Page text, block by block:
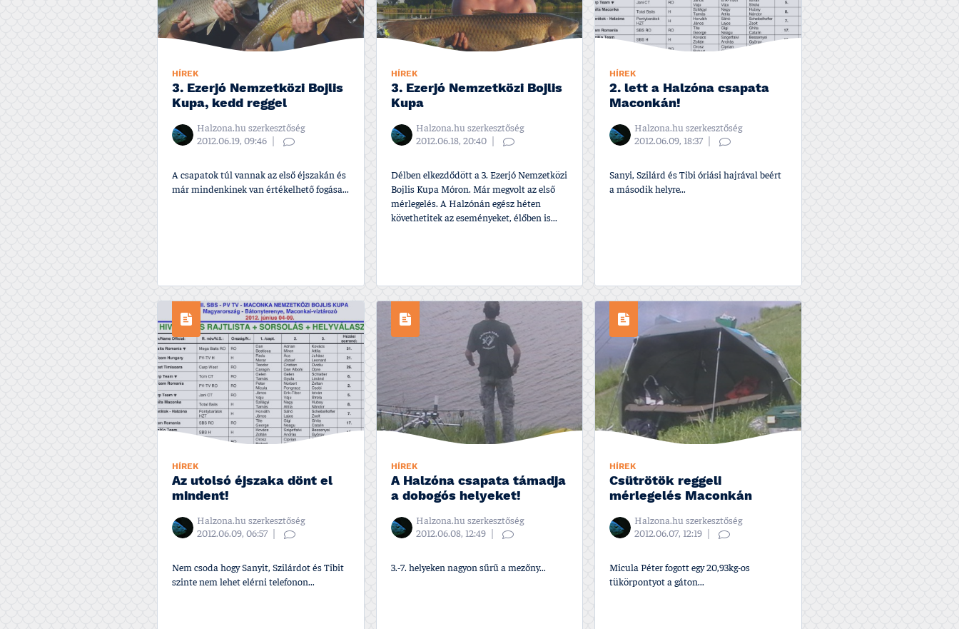
HÍREK
3. Ezerjó Nemzetközi Bojlis
Kupa, kedd reggel
Halzona.hu szerkesztőség
2012.06.19, 09:46
A csapatok túl vannak az első éjszakán és
már mindenkinek van értékelhető fogása...
HÍREK
3. Ezerjó Nemzetközi Bojlis
Kupa
Halzona.hu szerkesztőség
2012.06.18, 20:40
Délben elkezdődött a 3. Ezerjó Nemzetközi
Bojlis Kupa Móron. Már megvolt az első
mérlegelés. A Halzónán egész héten
követhetitek az eseményeket, élőben is...
HÍREK
2. lett a Halzóna csapata
Maconkán!
Halzona.hu szerkesztőség
2012.06.09, 18:37
Sanyi, Szilárd és Tibi óriási hajrával beért
a második helyre...
HÍREK
Az utolsó éjszaka dönt el
mindent!
Halzona.hu szerkesztőség
2012.06.09, 06:57
Nem csoda hogy Sanyit, Szilárdot és Tibit
szinte nem lehet elérni telefonon...
HÍREK
A Halzóna csapata támadja
a dobogós helyeket!
Halzona.hu szerkesztőség
2012.06.08, 12:49
3.-7. helyeken nagyon sűrű a mezőny...
HÍREK
Csütrötök reggeli
mérlegelés Maconkán
Halzona.hu szerkesztőség
2012.06.07, 12:19
Micula Péter fogott egy 20,93kg-os
tükörpontyot a gáton...